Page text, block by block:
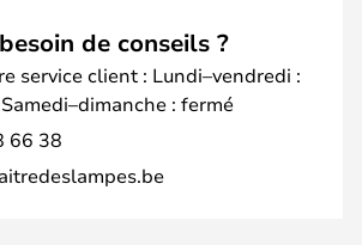
de conseils ?
service client : Lundi–vendredi :
: fermé
66 38